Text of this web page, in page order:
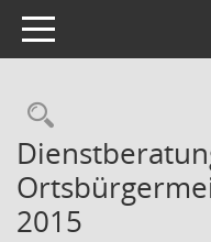
Toggle navigation
2015